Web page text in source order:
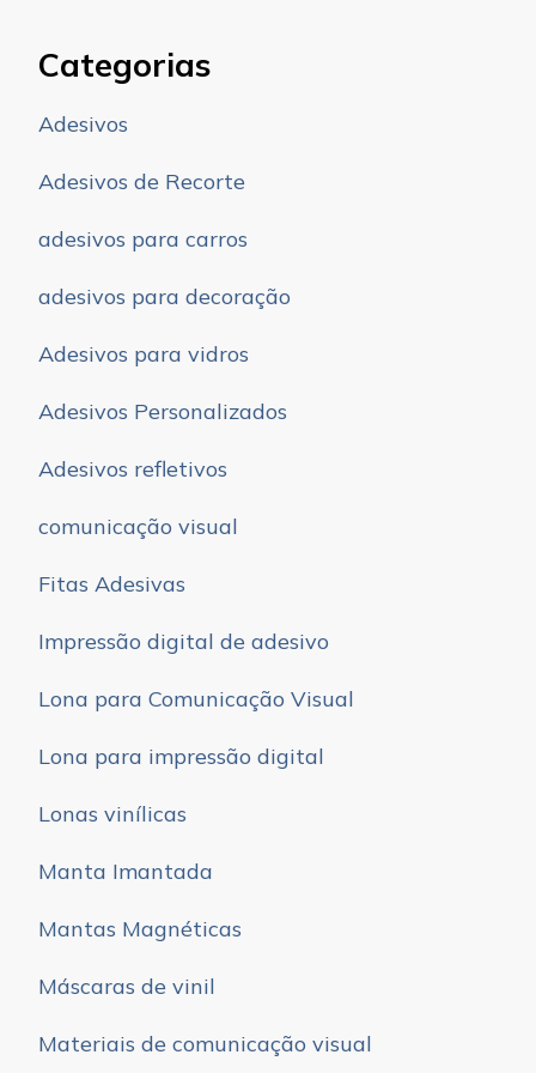
Categorias
Adesivos
Adesivos de Recorte
adesivos para carros
adesivos para decoração
Adesivos para vidros
Adesivos Personalizados
Adesivos refletivos
comunicação visual
Fitas Adesivas
Impressão digital de adesivo
Lona para Comunicação Visual
Lona para impressão digital
Lonas vinílicas
Manta Imantada
Mantas Magnéticas
Máscaras de vinil
Materiais de comunicação visual